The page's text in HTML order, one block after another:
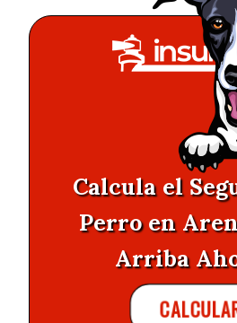
Calcula el
Perro en
Arriba